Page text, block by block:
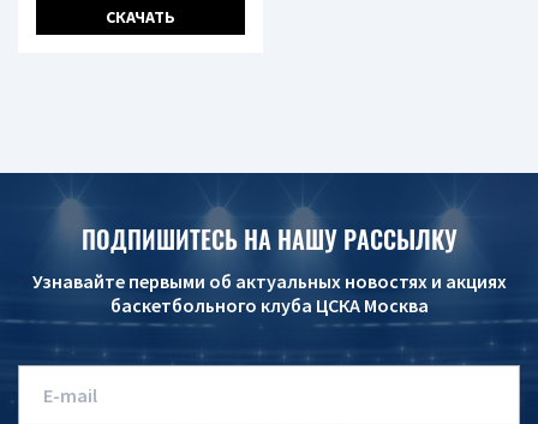
СКАЧАТЬ
ПОДПИШИТЕСЬ НА НАШУ РАССЫЛКУ
Узнавайте первыми об актуальных новостях и акциях
баскетбольного клуба ЦСКА Москва